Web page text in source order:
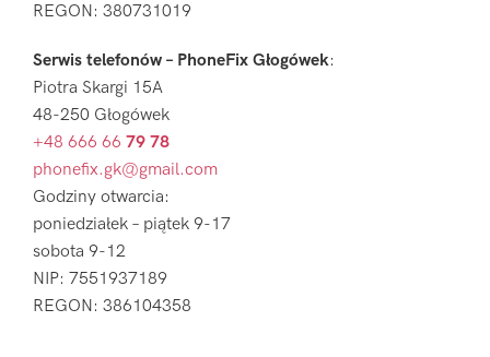
REGON: 380731019
Serwis telefonów – PhoneFix Głogówek:
Piotra Skargi 15A
48-250 Głogówek
+48 666 66 79 78
phonefix.gk@gmail.com
Godziny otwarcia:
poniedziałek – piątek 9-17
sobota 9-12
NIP: 7551937189
REGON: 386104358